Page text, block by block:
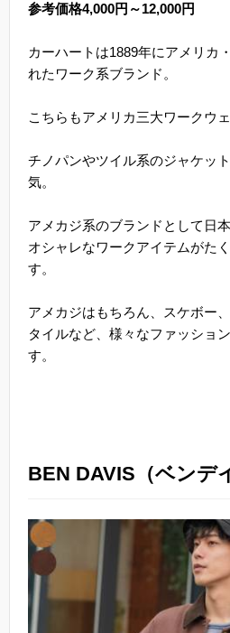
参考価格4,000円～12,000円
カーハートは1889年にアメリカ
れたワーク系ブランド。
こちらもアメリカ三大ワークウ
チノパンやツイル系のジャケッ
気。
アメカジ系のブランドとして日
オシャレなワークアイテムがた
す。
アメカジはもちろん、スケボー
タイルなど、様々なファッショ
す。
BEN DAVIS（ベンデ